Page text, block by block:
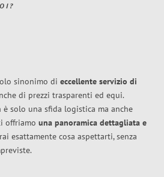
sinonimo di eccellente servizio di
di prezzi trasparenti ed equi.
è solo una sfida logistica ma anche
offriamo una panoramica dettagliata e
esattamente cosa aspettarti, senza